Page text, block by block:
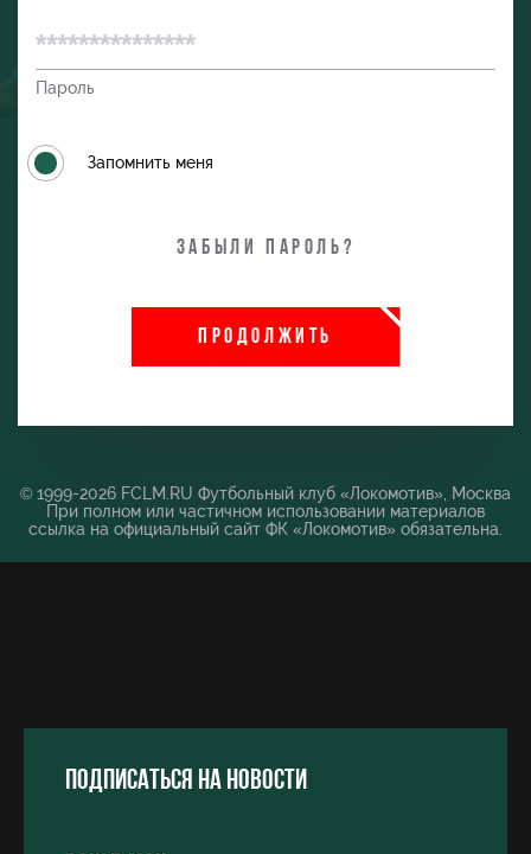
Пароль
Запомнить меня
Забыли пароль?
ПРОДОЛЖИТЬ
© 1999-2026 FCLM.RU Футбольный клуб «Локомотив», Москва
При полном или частичном использовании материалов
ссылка на официальный сайт ФК «Локомотив» обязательна.
Подписаться на новости